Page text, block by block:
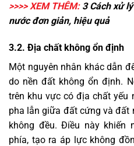
>>>> XEM THÊM:3Cách xử
nướcđơn giản, hiệu quả
3.2. Địa chất không ổn định
Một nguyên nhân khác dẫn
do nền đất không ổn định.
trên khu vực có địa chất yếu
pha lẫn giữa đất cứng và đất
không đều. Điều này khiến
phía, tạo ra áp lực không